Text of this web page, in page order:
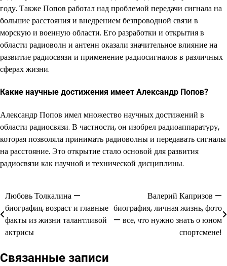
году. Также Попов работал над проблемой передачи сигнала на
большие расстояния и внедрением безпроводной связи в
морскую и военную области. Его разработки и открытия в
области радиоволн и антенн оказали значительное влияние на
развитие радиосвязи и применение радиосигналов в различных
сферах жизни.
Какие научные достижения имеет Александр Попов?
Александр Попов имел множество научных достижений в
области радиосвязи. В частности, он изобрел радиоаппаратуру,
которая позволяла принимать радиоволны и передавать сигналы
на расстояние. Это открытие стало основой для развития
радиосвязи как научной и технической дисциплины.
Навигация
по
записям
Любовь Толкалина —
биография, возраст и главные
факты из жизни талантливой
актрисы
Валерий Капризов —
биография, личная жизнь, фото
— все, что нужно знать о юном
спортсмене!
Связанные записи